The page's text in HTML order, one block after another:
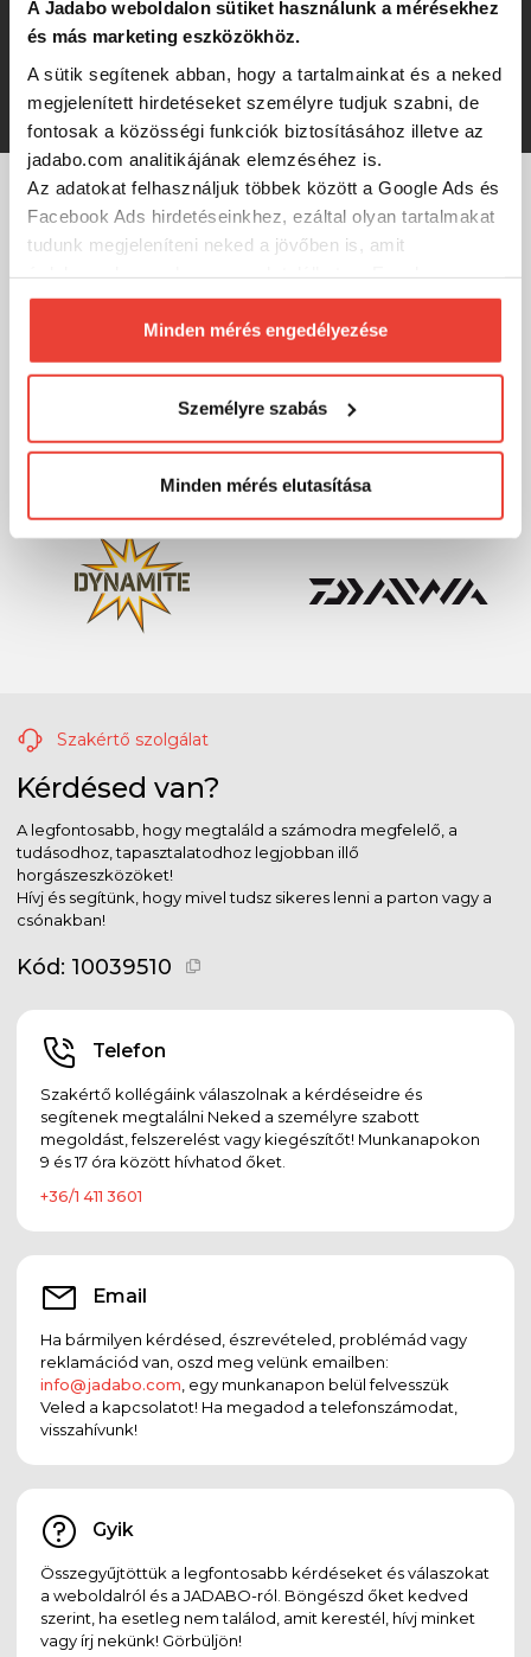
A Jadabo weboldalon sütiket használunk a mérésekhez
és más marketing eszközökhöz.
A sütik segítenek abban, hogy a tartalmainkat és a neked
megjelenített hirdetéseket személyre tudjuk szabni, de
fontosak a közösségi funkciók biztosításához illetve az
jadabo.com analitikájának elemzéséhez is.
Az adatokat felhasználjuk többek között a Google Ads és
Facebook Ads hirdetéseinkhez, ezáltal olyan tartalmakat
tudunk megjeleníteni neked a jövőben is, amit
biztosításához arra kérünk, hogy engedd meg
számunkra minden mérés használatát.
Természetesensoha semmilyen formában nem fogunk
megváltoztathatod a döntésed ezzel kapcsolatban.
Előre is köszönjük!
Minden mérés engedélyezése
Személyre szabás
Minden mérés elutasítása
1 313 Ft
MÁRKÁINK
Szakértő szolgálat
Kérdésed van?
A legfontosabb, hogy megtaláld a számodra megfelelő, a
tudásodhoz, tapasztalatodhoz legjobban illő
horgászeszközöket!
Hívj és segítünk, hogy mivel tudsz sikeres lenni a parton vagy a
csónakban!
Kód: 10039510
Telefon
Szakértő kollégáink válaszolnak a kérdéseidre és
segítenek megtalálni Neked a személyre szabott
megoldást, felszerelést vagy kiegészítőt! Munkanapokon
9 és 17 óra között hívhatod őket.
+36/1 411 3601
Email
Ha bármilyen kérdésed, észrevételed, problémád vagy
reklamációd van, oszd meg velünk emailben:
info@jadabo.com , egy munkanapon belül felvesszük
Veled a kapcsolatot! Ha megadod a telefonszámodat,
visszahívunk!
Gyik
Összegyűjtöttük a legfontosabb kérdéseket és válaszokat
a weboldalról és a JADABO-ról. Böngészd őket kedved
szerint, ha esetleg nem találod, amit kerestél, hívj minket
vagy írj nekünk! Görbüljön!